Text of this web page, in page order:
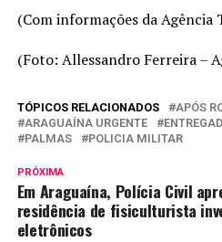
(Com informações da Agência
(Foto: Allessandro Ferreira –
TÓPICOS RELACIONADOS
APÓS
ARAGUAÍNA URGENTE
PALMAS
POLICIA MILITAR
PRÓXIMA
Em Araguaína, Polícia Civil
residência de fisiculturista
eletrônicos